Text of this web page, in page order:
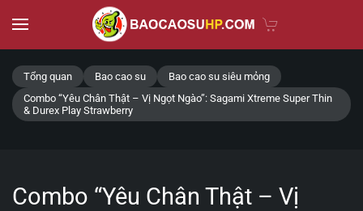
Skip to main content
Tổng quan Bao cao su
Bao cao su siêu mỏng
Combo “Yêu Chân Thật – Vị Ngọt Ngào”: Sagami Xtreme Super Thin
& Durex Play Strawberry
Combo “Yêu Chân Thật – Vị